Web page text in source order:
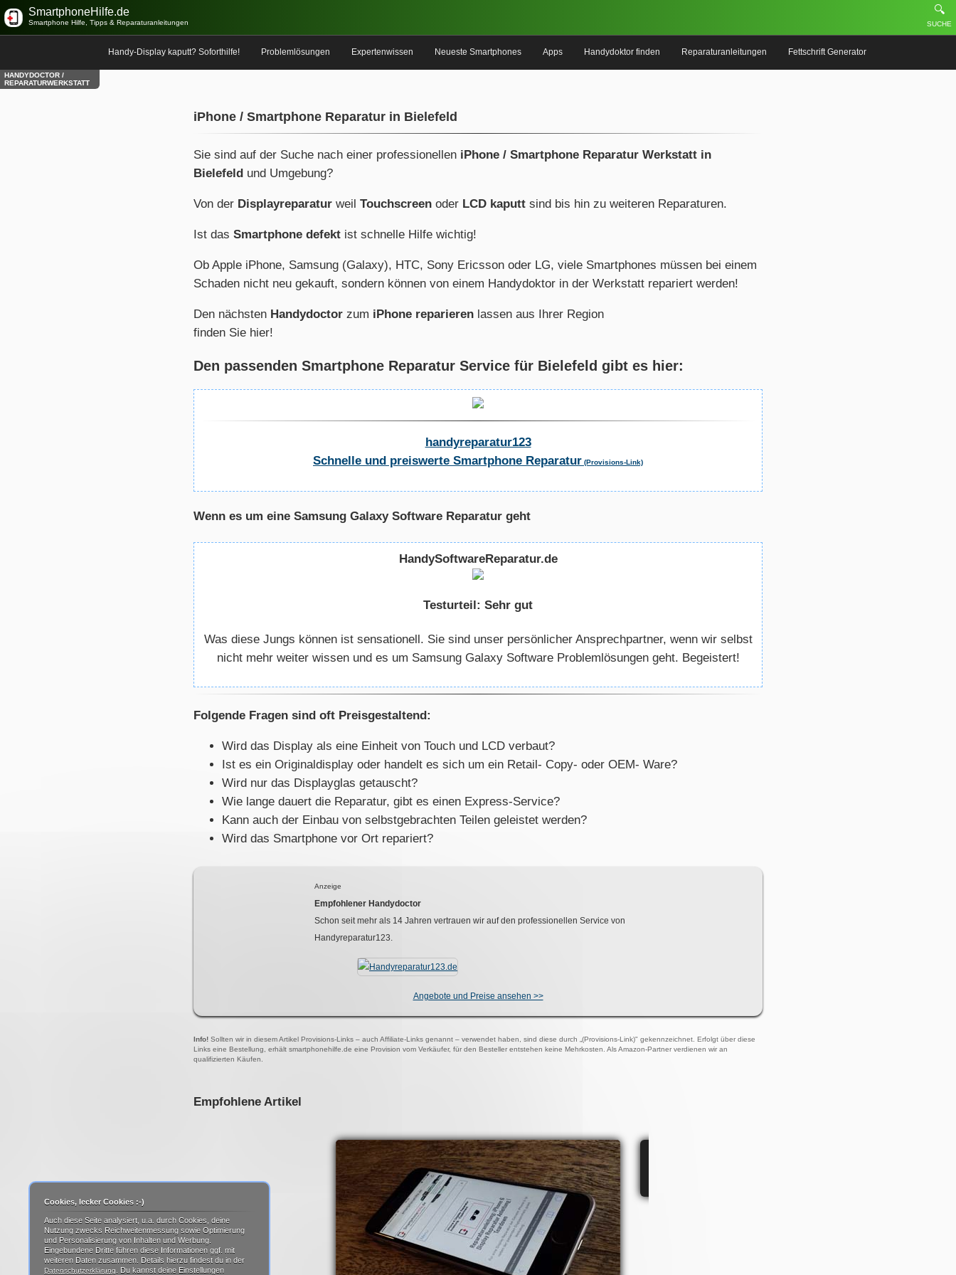
SmartphoneHilfe.de
Smartphone Hilfe, Tipps & Reparaturanleitungen
🔍
SUCHE
Handy-Display kaputt? Soforthilfe! Problemlösungen Expertenwissen Neueste Smartphones Apps Handydoktor finden Reparaturanleitungen Fettschrift Generator
HANDYDOCTOR /
REPARATURWERKSTATT
iPhone / Smartphone Reparatur in Bielefeld
Sie sind auf der Suche nach einer professionellen iPhone / Smartphone Reparatur Werkstatt in
Bielefeld und Umgebung?
Von der Displayreparatur weil Touchscreen oder LCD kaputt sind bis hin zu weiteren Reparaturen.
Ist das Smartphone defekt ist schnelle Hilfe wichtig!
Ob Apple iPhone, Samsung (Galaxy), HTC, Sony Ericsson oder LG, viele Smartphones müssen bei einem
Schaden nicht neu gekauft, sondern können von einem Handydoktor in der Werkstatt repariert werden!
Den nächsten Handydoctor zum iPhone reparieren lassen aus Ihrer Region
finden Sie hier!
Den passenden Smartphone Reparatur Service für Bielefeld gibt es hier:
handyreparatur123
Schnelle und preiswerte Smartphone Reparatur (Provisions-Link)
Wenn es um eine Samsung Galaxy Software Reparatur geht
HandySoftwareReparatur.de
Testurteil: Sehr gut
Was diese Jungs können ist sensationell. Sie sind unser persönlicher Ansprechpartner, wenn wir selbst
nicht mehr weiter wissen und es um Samsung Galaxy Software Problemlösungen geht. Begeistert!
Folgende Fragen sind oft Preisgestaltend:
Wird das Display als eine Einheit von Touch und LCD verbaut?
Ist es ein Originaldisplay oder handelt es sich um ein Retail- Copy- oder OEM- Ware?
Wird nur das Displayglas getauscht?
Wie lange dauert die Reparatur, gibt es einen Express-Service?
Kann auch der Einbau von selbstgebrachten Teilen geleistet werden?
Wird das Smartphone vor Ort repariert?
Anzeige
Empfohlener Handydoctor
Schon seit mehr als 14 Jahren vertrauen wir auf den professionellen Service von
Handyreparatur123.
Angebote und Preise ansehen >>
Info! Sollten wir in diesem Artikel Provisions-Links – auch Affiliate-Links genannt – verwendet haben, sind diese durch „(Provisions-Link)" gekennzeichnet. Erfolgt über diese
Links eine Bestellung, erhält smartphonehilfe.de eine Provision vom Verkäufer, für den Besteller entstehen keine Mehrkosten. Als Amazon-Partner verdienen wir an
qualifizierten Käufen.
Empfohlene Artikel
Cookies, lecker Cookies :-)
Auch diese Seite analysiert, u.a. durch Cookies, deine
Nutzung zwecks Reichweitenmessung sowie Optimierung
und Personalisierung von Inhalten und Werbung.
Eingebundene Dritte führen diese Informationen ggf. mit
weiteren Daten zusammen. Details hierzu findest du in der
Datenschutzerklärung
. Du kannst deine Einstellungen